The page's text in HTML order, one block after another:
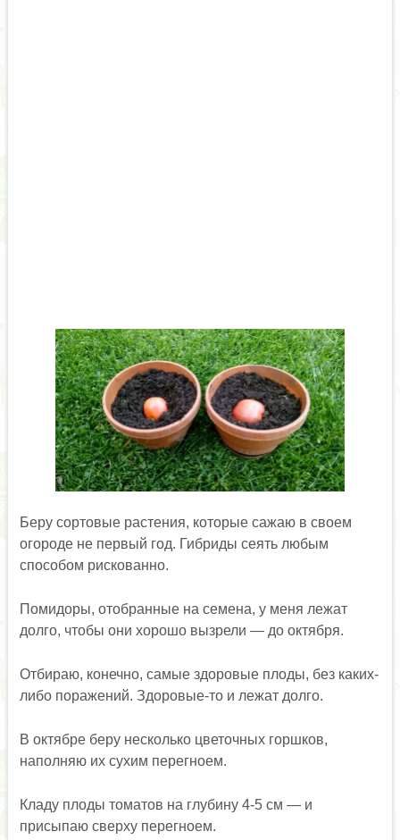
Беру сортовые растения, которые сажаю в своем
огороде не первый год. Гибриды сеять любым
способом рискованно.
Помидоры, отобранные на семена, у меня лежат
долго, чтобы они хорошо вызрели — до октября.
Отбираю, конечно, самые здоровые плоды, без каких-
либо поражений. Здоровые-то и лежат долго.
В октябре беру несколько цветочных горшков,
наполняю их сухим перегноем.
Кладу плоды томатов на глубину 4-5 см — и
присыпаю сверху перегноем.